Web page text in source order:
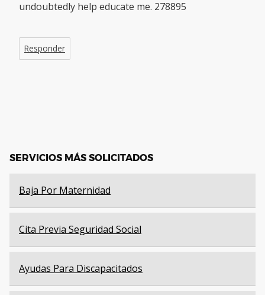
undoubtedly help educate me. 278895
Responder
SERVICIOS MÁS SOLICITADOS
Baja Por Maternidad
Cita Previa Seguridad Social
Ayudas Para Discapacitados